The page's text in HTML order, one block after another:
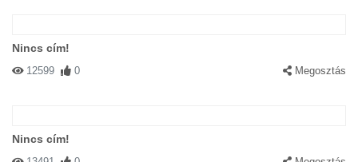
Nincs cím!
12599 0 Megosztás
Nincs cím!